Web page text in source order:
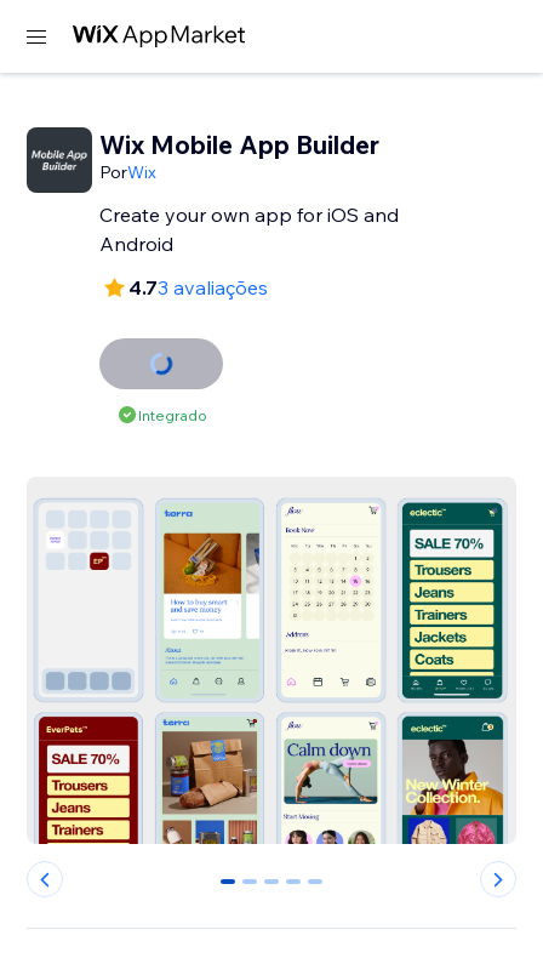
Wix Mobile App Builder
PorWix
Create your own app for iOS and
Android
4.73 avaliações
Integrado
0 1 2 3 4